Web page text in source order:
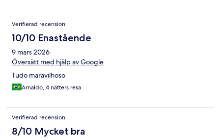
Verifierad recension
10/10 Enastående
9 mars 2026
Översätt med hjälp av Google
Tudo maravilhoso
Arnaldo, 4 nätters resa
Verifierad recension
8/10 Mycket bra